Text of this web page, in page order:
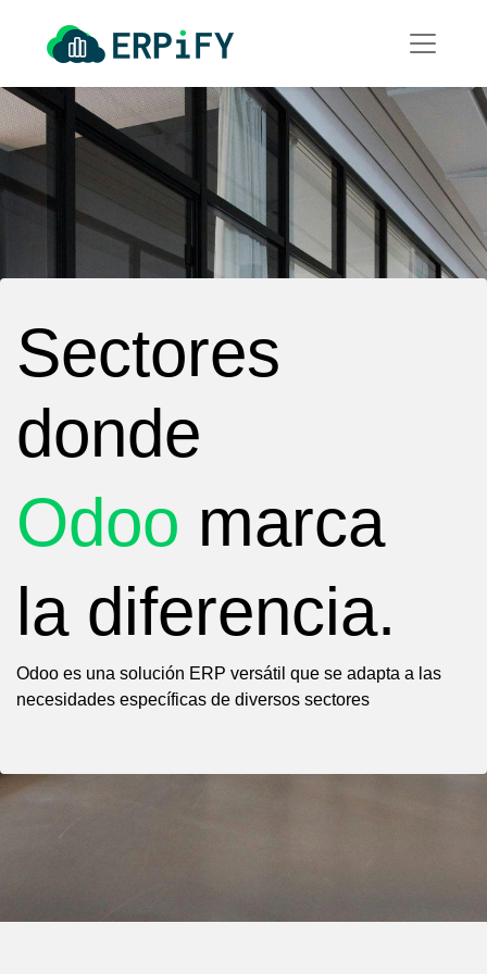
Sectores
donde
Odoo marca
la diferencia.
Odoo es una solución ERP versátil que se adapta a las
necesidades específicas de diversos sectores